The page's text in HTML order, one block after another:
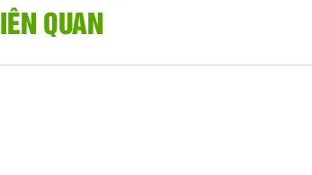
QUAN